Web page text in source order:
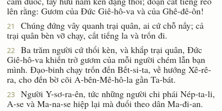
lên rằng: Gươm của Ðức Giê-hô-va và của Ghê-đê-ôn!
21
Chúng đứng vây quanh trại quân, ai cứ chỗ nấy; cả
trại quân bèn vỡ chạy, cất tiếng la và trốn đi.
22
Ba trăm người cứ thổi kèn, và khắp trại quân, Ðức
Giê-hô-va khiến trở gươm của mỗi người chém lẫn bạn
mình. Ðạo-binh chạy trốn đến Bết-si-ta, về hướng Xê-rê-
ra, cho đến bờ cõi A-bên-Mê-hô-la gần Ta-bát.
23
Người Y-sơ-ra-ên, tức những người chi phái Nép-ta-li,
A-se và Ma-na-se hiệp lại mà đuổi theo dân Ma-đi-an.